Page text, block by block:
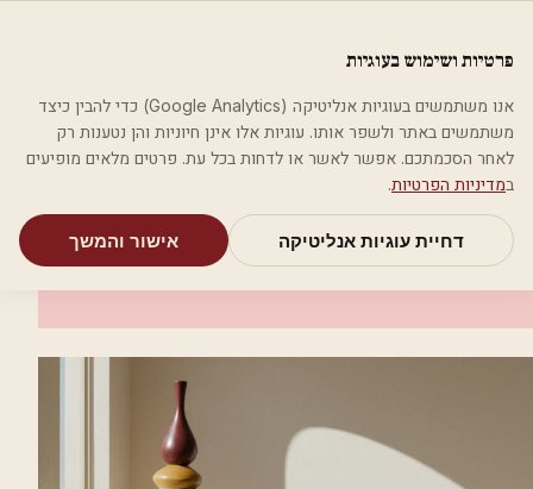
מאמריםקטגוריותחיפושאודות
בית קטגוריות אסתטיקה רפואית אופירה אסתטיקה רפואית
אסתטיקה רפואית
אופירה אסתטיקה רפואית
פרטיות ושימוש בעוגיות
אנו משתמשים בעוגיות אנליטיקה (Google Analytics) כדי להבין כיצד
משתמשים באתר ולשפר אותו. עוגיות אלו אינן חיוניות והן נטענות רק
לאחר הסכמתכם. אפשר לאשר או לדחות בכל עת. פרטים מלאים מופיעים
במדיניות הפרטיות.
דחיית עוגיות אנליטיקה אישור והמשך